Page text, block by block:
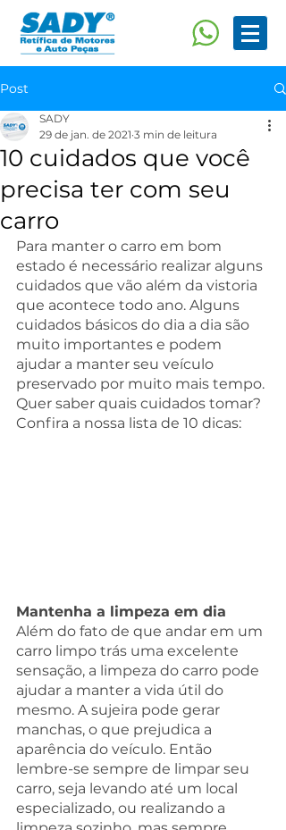
Post
10 cuidados que você
precisa ter com seu
carro
SADY
29 de jan. de 2021 3 min de leitura
Para manter o carro em bom
estado é necessário realizar alguns
cuidados que vão além da vistoria
que acontece todo ano. Alguns
cuidados básicos do dia a dia são
muito importantes e podem
ajudar a manter seu veículo
preservado por muito mais tempo.
Quer saber quais cuidados tomar?
Confira a nossa lista de 10 dicas:
Mantenha a limpeza em dia
Além do fato de que andar em um
carro limpo trás uma excelente
sensação, a limpeza do carro pode
ajudar a manter a vida útil do
mesmo. A sujeira pode gerar
manchas, o que prejudica a
aparência do veículo. Então
lembre-se sempre de limpar seu
carro, seja levando até um local
especializado, ou realizando a